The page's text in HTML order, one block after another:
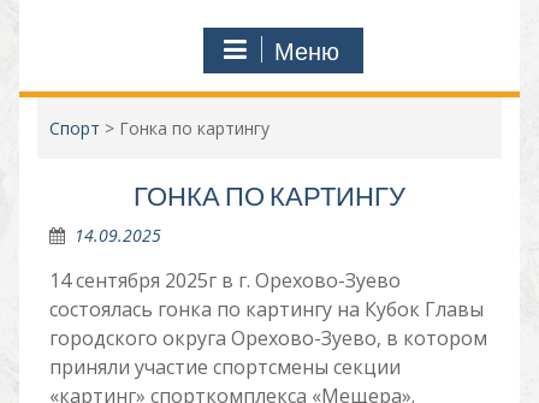
Меню
Спорт > Гонка по картингу
ГОНКА ПО КАРТИНГУ
14.09.2025
14 сентября 2025г в г. Орехово-Зуево
состоялась гонка по картингу на Кубок Главы
городского округа Орехово-Зуево, в котором
приняли участие спортсмены секции
«картинг» спорткомплекса «Мещера».